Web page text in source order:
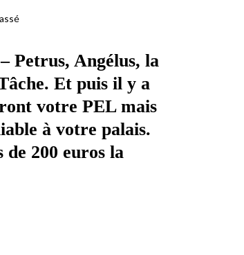
Petrus, Angélus, la
Et puis il y a
votre PEL mais
à votre palais.
de 200 euros la